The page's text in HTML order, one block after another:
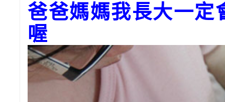
爸爸媽媽我長大一定
喔